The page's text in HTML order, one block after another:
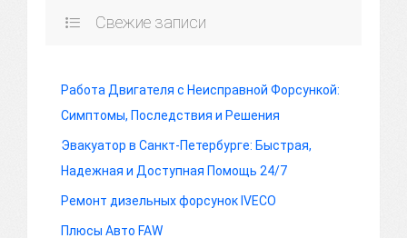
Свежие записи
Работа Двигателя с Неисправной Форсункой:
Симптомы, Последствия и Решения
Эвакуатор в Санкт-Петербурге: Быстрая,
Надежная и Доступная Помощь 24/7
Ремонт дизельных форсунок IVECO
Плюсы Авто FAW